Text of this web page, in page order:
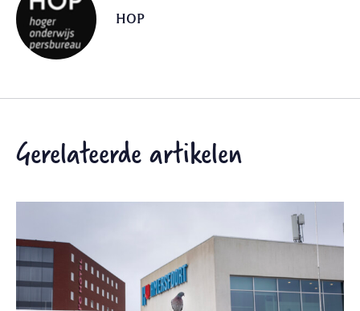
HOP
Gerelateerde artikelen